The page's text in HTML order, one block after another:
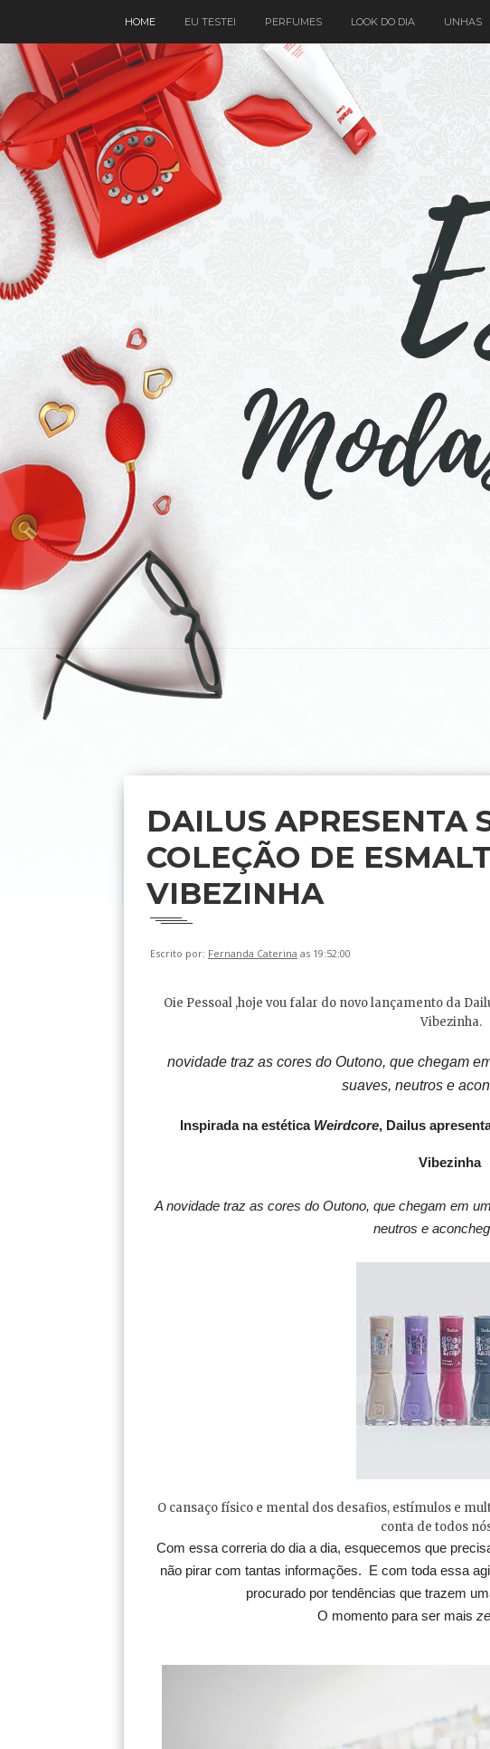
HOME EU TESTEI PERFUMES LOOK DO DIA UNHAS
DAILUS APRESENTA
COLEÇÃO DE
VIBEZINHA
Escrito por: Fernanda Caterina as 19:52:00
Oie Pessoal ,hoje vou falar do novo lançamento da
Vibezinha.
novidade traz as cores do Outono, que chegam
suaves, neutros e
Inspirada na estética Weirdcore, Dailus
Vibezinha
A novidade traz as cores do Outono, que chegam em
neutros e
O cansaço físico e mental dos desafios, estímulos e
conta de todos
Com essa correria do dia a dia, esquecemos que
não pirar com tantas informações. E com toda essa
procurado por tendências que trazem
O momento para ser mais